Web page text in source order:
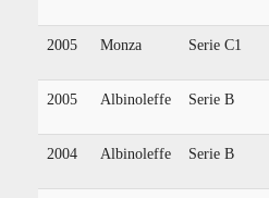
2005 Monza Serie C1
2005 Albinoleffe Serie B
2004 Albinoleffe Serie B